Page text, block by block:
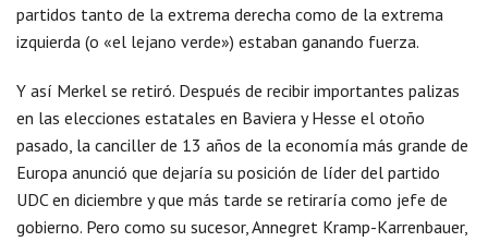
partidos tanto de la extrema derecha como de la extrema
izquierda (o «el lejano verde») estaban ganando fuerza.
Y así Merkel se retiró. Después de recibir importantes palizas
en las elecciones estatales en Baviera y Hesse el otoño
pasado, la canciller de 13 años de la economía más grande de
Europa anunció que dejaría su posición de líder del partido
UDC en diciembre y que más tarde se retiraría como jefe de
gobierno. Pero como su sucesor, Annegret Kramp-Karrenbauer,